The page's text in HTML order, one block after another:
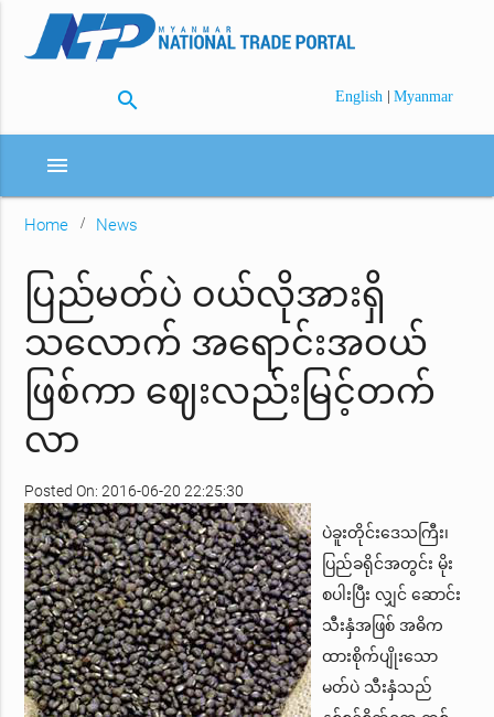
search English | Myanmar
menu
Home News
ပြည်မတ်ပဲ ဝယ်လိုအားရှိ
သလောက် အရောင်းအဝယ်
ဖြစ်ကာ ဈေးလည်းမြင့်တက်
လာ
Posted On: 2016-06-20 22:25:30
ပဲခူးတိုင်းဒေသကြီး၊
ပြည်ခရိုင်အတွင်း မိုး
စပါးပြီး လျှင် ဆောင်း
သီးနှံအဖြစ် အဓိက
ထားစိုက်ပျိုးသော
မတ်ပဲ သီးနှံသည်